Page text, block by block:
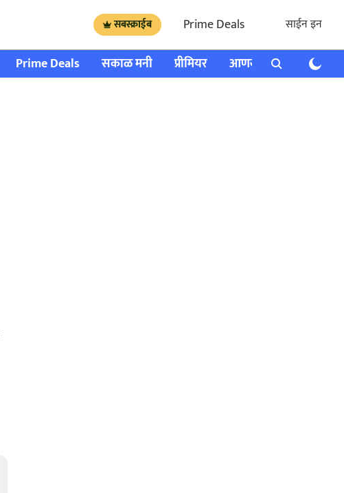
सबस्क्राईब Prime Deals साईन इन
Prime Deals सकाळ मनी प्रीमियर आणखी राशी भविष्य